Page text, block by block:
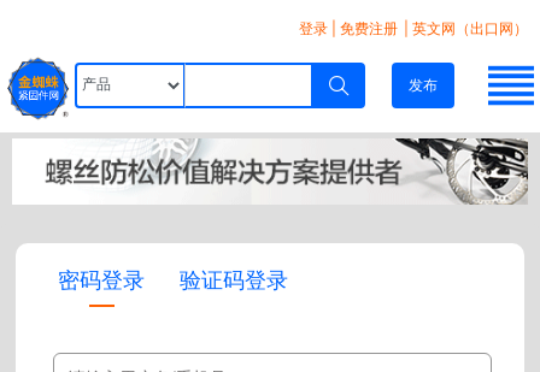
登录 免费注册 | 英文网（出口网）
发布
密码登录 验证码登录